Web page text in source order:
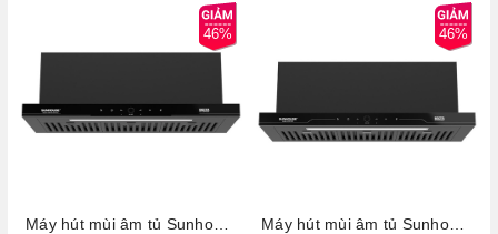
46%
Máy hút mùi âm tủ Sunhouse SHB5HM-68TURBO, Công suất 220W, Chế độ Booster hút cực mạnh 1600m3/h, Công nghệ Ultra-Quiet độ ồn thấp, Điều khiển cảm biến thông minh vẫy tay, Bảo hành 36 tháng tại nhà
46%
Máy hút mùi âm tủ Sunhouse SHB72035, Công suất 220W, Công suất hút 1600m3/h,Công nghệ Ultra-Quiet độ ồn thấp, Điều khiển cảm biến thông minh, Chế độ Booster hút cực mạnh, Bảo hành 36 tháng tại nhà